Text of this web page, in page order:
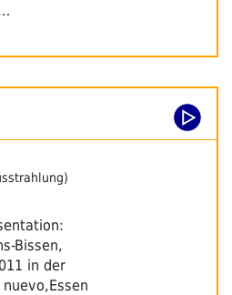
Bissen,
in der